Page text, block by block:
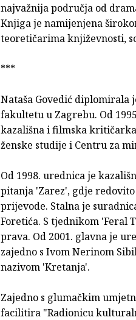
najvažnija područja od
Knjiga je namijenjena
teoretičarima književnosti,
***
Nataša Govedić
fakultetu u Zagrebu. Od
kazališna i filmska
ženske studije i Centru za
Od 1998. urednica je
pitanja 'Zarez', gdje
prijevode. Stalna je
Foretića. S tjednikom 'Feral
prava. Od 2001. glavna je
zajedno s Ivom Nerinom
nazivom 'Kretanja'.
Zajedno s glumačkim
facilitira "Radionicu